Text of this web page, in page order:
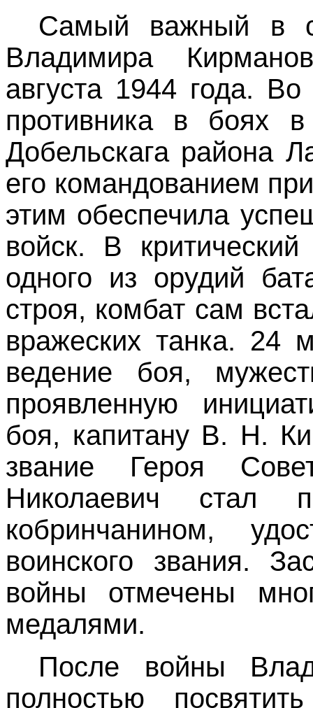
Самый важный в
Владимира
августа 1944 года.
противника в боях
Добельскага района
его командованием
этим обеспечила
войск. В
одного из орудий
строя, комбат сам
вражеских танка. 24
ведение боя,
проявленную
боя, капитану В. Н.
звание Героя
Николаевич стал
кобринчанином,
воинского звания.
войны отмечены
медалями.
После войны
полностью